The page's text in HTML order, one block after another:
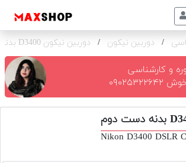
/ دوربین نیکون / دوربین نیکون D3400 بدنه
و کارشناسی
Nikon D3400 DSLR